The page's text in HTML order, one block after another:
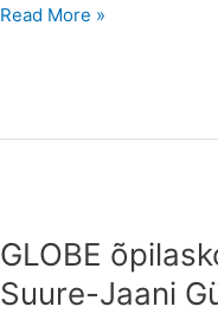
Uurimistööde
Read More »
GLOBE
Suure-Jaani